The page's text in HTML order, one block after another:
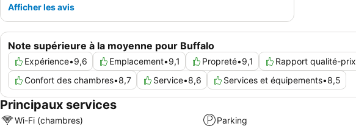
Note supérieure à la moyenne pour Buffalo
Expérience•9,6 Emplacement•9,1 Propreté•9,1 Rapport qualité-prix
Confort des chambres•8,7 Service•8,6 Services et équipements•8,5
Afficher les avis
Principaux services
Wi-Fi (chambres) Parking